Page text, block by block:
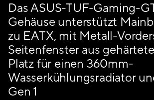
Das ASUS-TUF-Gaming-
Gehäuse unterstützt
zu EATX, mit Metall-
Seitenfenster aus
Platz für einen 360mm-
Wasserkühlungsradiator
Gen 1